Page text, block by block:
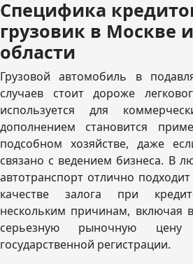
Специфика
грузовик в Москве
области
Грузовой автомобиль в
случаев стоит дороже
используется для
дополнением становится
подсобном хозяйстве, даже
связано с ведением бизнеса. В
автотранспорт отлично
качестве залога при
нескольким причинам, включая
серьезную рыночную цену
государственной регистрации.